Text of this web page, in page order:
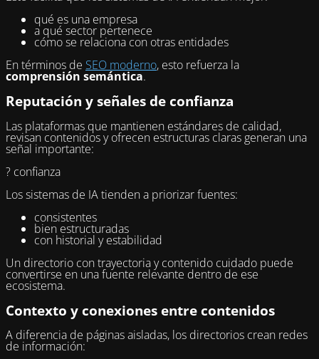
qué es una empresa
a qué sector pertenece
cómo se relaciona con otras entidades
En términos de SEO moderno, esto refuerza la
comprensión semántica.
Reputación y señales de confianza
Las plataformas que mantienen estándares de calidad,
revisan contenidos y ofrecen estructuras claras generan una
señal importante:
? confianza
Los sistemas de IA tienden a priorizar fuentes:
consistentes
bien estructuradas
con historial y estabilidad
Un directorio con trayectoria y contenido cuidado puede
convertirse en una fuente relevante dentro de ese
ecosistema.
Contexto y conexiones entre contenidos
A diferencia de páginas aisladas, los directorios crean redes
de información: